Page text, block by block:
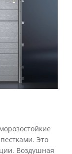
Это
Воздушная